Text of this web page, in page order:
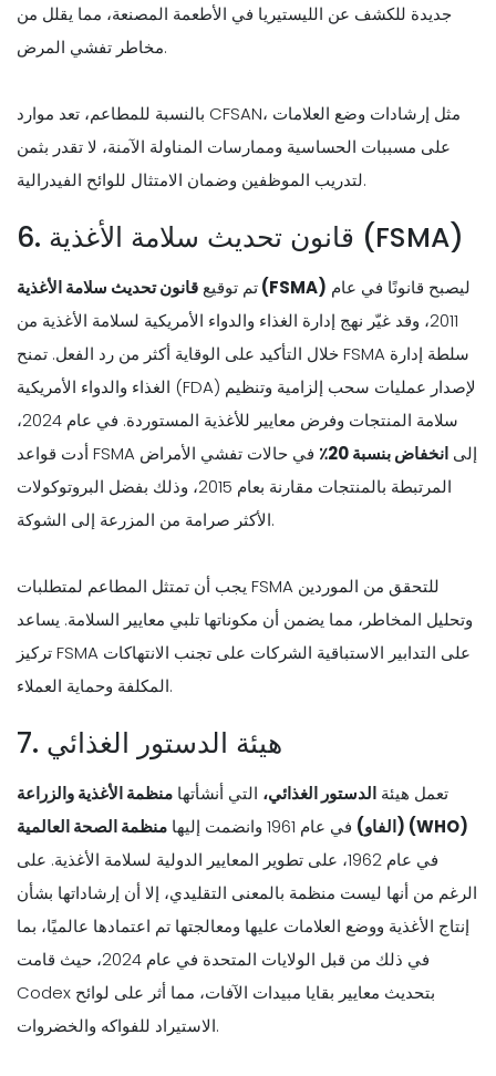
جديدة للكشف عن الليستيريا في الأطعمة المصنعة، مما يقلل من
مخاطر تفشي المرض.
بالنسبة للمطاعم، تعد موارد CFSAN، مثل إرشادات وضع العلامات
على مسببات الحساسية وممارسات المناولة الآمنة، لا تقدر بثمن
لتدريب الموظفين وضمان الامتثال للوائح الفيدرالية.
6. قانون تحديث سلامة الأغذية (FSMA)
تم توقيعقانون تحديث سلامة الأغذية (FSMA)
2011، وقد غيّر نهج إدارة الغذاء والدواء الأمريكية لسلامة الأغذية من
خلال التأكيد على الوقاية أكثر من رد الفعل. تمنح FSMA سلطة إدارة
الغذاء والدواء الأمريكية (FDA) لإصدار عمليات سحب إلزامية وتنظيم
سلامة المنتجات وفرض معايير للأغذية المستوردة. في عام 2024،
أدت قواعد FSMA إلى انخفاض بنسبة 20٪
في حالات تفشي الأمراض
المرتبطة بالمنتجات مقارنة بعام 2015، وذلك بفضل البروتوكولات
الأكثر صرامة من المزرعة إلى الشوكة.
يجب أن تمتثل المطاعم لمتطلبات FSMA للتحقق من الموردين
وتحليل المخاطر، مما يضمن أن مكوناتها تلبي معايير السلامة. يساعد
تركيز FSMA على التدابير الاستباقية الشركات على تجنب الانتهاكات
المكلفة وحماية العملاء.
7. هيئة الدستور الغذائي
تعمل هيئة الدستور الغذائي، التي أنشأتها منظمة الأغذية والزراعة
(الفاو) في عام 1961 وانضمت إليها
منظمة الصحة العالمية (WHO)
في عام 1962، على تطوير المعايير الدولية لسلامة الأغذية. على
الرغم من أنها ليست منظمة بالمعنى التقليدي، إلا أن إرشاداتها بشأن
إنتاج الأغذية ووضع العلامات عليها ومعالجتها تم اعتمادها عالميًا، بما
في ذلك من قبل الولايات المتحدة في عام 2024، حيث قامت
Codex بتحديث معايير بقايا مبيدات الآفات، مما أثر على لوائح
الاستيراد للفواكه والخضروات.